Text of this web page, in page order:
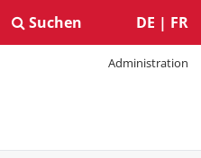
Administration
DE | FR
Suchen